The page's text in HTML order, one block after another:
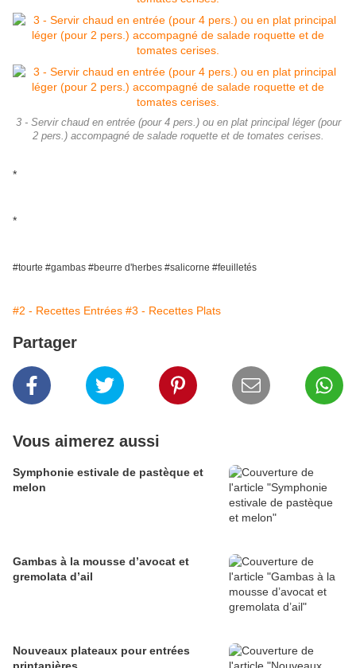
3 - Servir chaud en entrée (pour 4 pers.) ou en plat principal léger (pour
2 pers.) accompagné de salade roquette et de tomates cerises.
*
*
#tourte #gambas #beurre d'herbes #salicorne #feuilletés
#2 - Recettes Entrées #3 - Recettes Plats
Partager
Vous aimerez aussi
Symphonie estivale de pastèque et
melon
Gambas à la mousse d’avocat et
gremolata d’ail
Nouveaux plateaux pour entrées